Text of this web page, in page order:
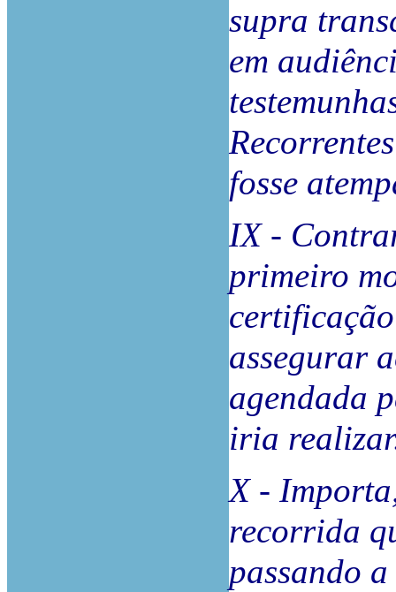
supra
em
fosse
IX -
primeiro
assegurar
agendada
iria
X -
recorrida
passando